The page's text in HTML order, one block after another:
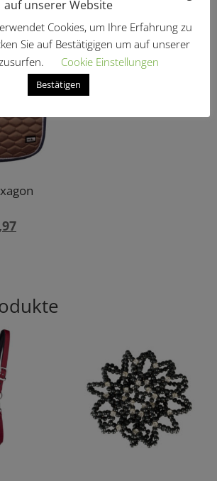
Aktueller
auf unserer Website
Cookies, um Ihre Erfahrung zu
Sie auf Bestätigigen um auf unserer
Cookie Einstellungen
Bestätigen